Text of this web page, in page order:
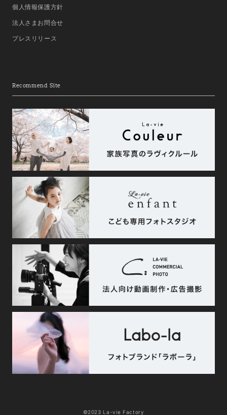
個人情報保護方針
法人さまお問合せ
プレスリリース
Recommend Site
©2023 La-vie Factory